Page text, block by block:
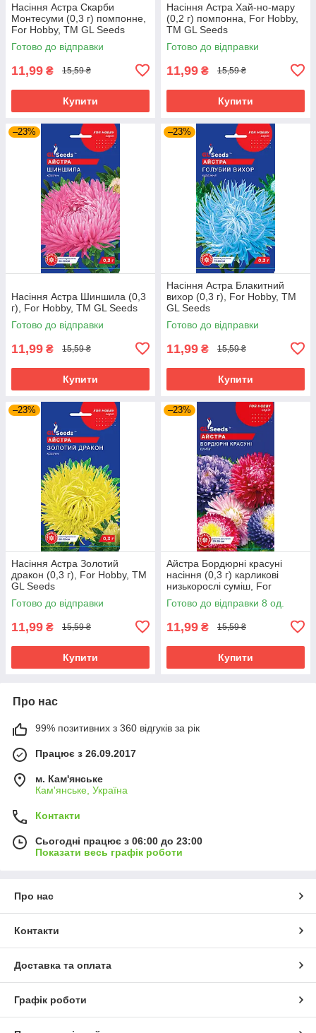
Насіння Астра Скарби
Монтесуми (0,3 г) помпонне,
For Hobby, TM GL Seeds
Готово до відправки
11,99 ₴ 15,59 ₴
Купити
Насіння Астра Хай-но-мару
(0,2 г) помпонна, For Hobby,
TM GL Seeds
Готово до відправки
11,99 ₴ 15,59 ₴
Купити
–23%
Насіння Астра Шиншила (0,3
г), For Hobby, TM GL Seeds
Готово до відправки
11,99 ₴ 15,59 ₴
Купити
–23%
Насіння Астра Блакитний
вихор (0,3 г), For Hobby, TM
GL Seeds
Готово до відправки
11,99 ₴ 15,59 ₴
Купити
–23%
Насіння Астра Золотий
дракон (0,3 г), For Hobby, TM
GL Seeds
Готово до відправки
11,99 ₴ 15,59 ₴
Купити
–23%
Айстра Бордюрні красуні
насіння (0,3 г) карликові
низькорослі суміш, For
Hobby, TM GL Seeds
Готово до відправки 8 од.
11,99 ₴ 15,59 ₴
Купити
Про нас
99% позитивних з 360 відгуків за рік
Працює з 26.09.2017
м. Кам'янське
Кам'янське, Україна
Контакти
Сьогодні працює з 06:00 до 23:00
Показати весь графік роботи
Про нас
Контакти
Доставка та оплата
Графік роботи